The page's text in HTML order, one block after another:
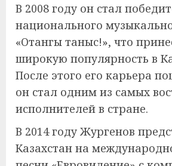
В 2008 году он стал
национального
«Отангы таныс!», что
широкую популярность в
После этого его карьера
он стал одним из самых
исполнителей в стране.
В 2014 году Жургенов
Казахстан на